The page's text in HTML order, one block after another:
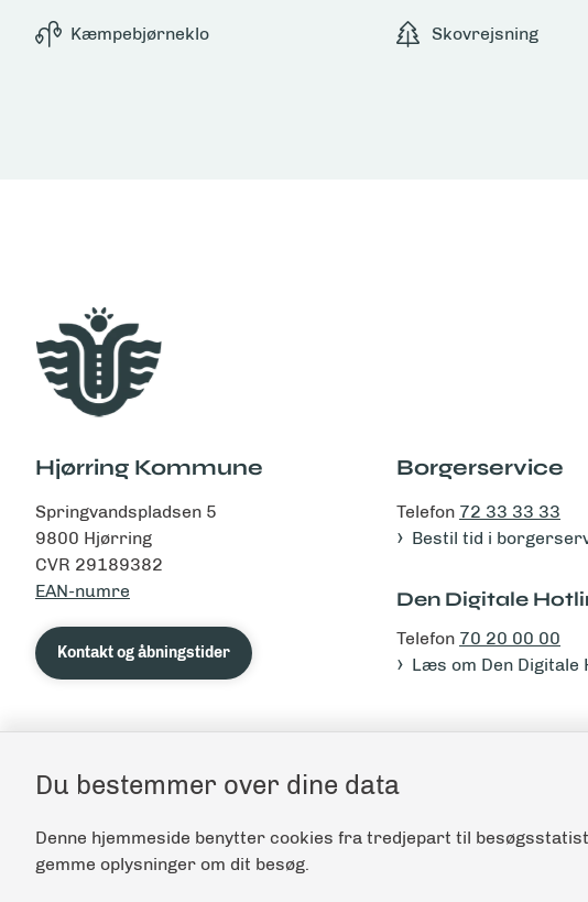
Kæmpebjørneklo Skovrejsning
Hjørring Kommune
Springvandspladsen 5
9800 Hjørring
CVR 29189382
EAN-numre
Kontakt og åbningstider
Borgerservice
Telefon 72 33 33 33
Bestil tid i
Den Digitale
Telefon 70 20 00 00
Læs om Den Digitale
Du bestemmer over dine data
Denne hjemmeside benytter cookies fra tredjepart til
gemme oplysninger om dit besøg.